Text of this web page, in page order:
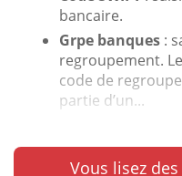
bancaire.
Grpe banques :
regroupement.
code de
partie d’un...
Vous lisez des